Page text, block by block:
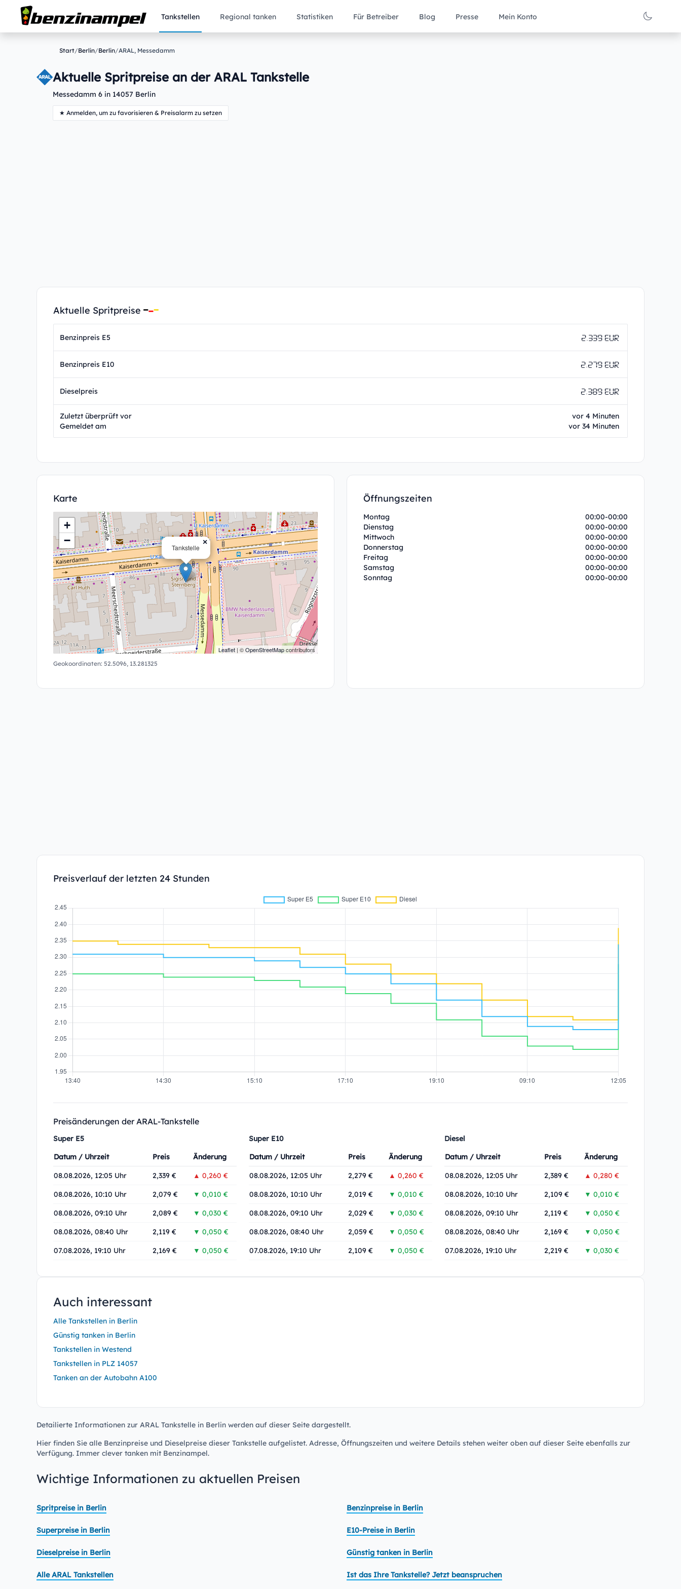
Tankstellen Regional tanken Statistiken Für Betreiber Blog Presse Mein Konto
Start/Berlin/Berlin/ARAL, Messedamm
Aktuelle Spritpreise an der ARAL Tankstelle
Messedamm 6 in 14057 Berlin
★ Anmelden, um zu favorisieren & Preisalarm zu setzen
Aktuelle Spritpreise
Benzinpreis E5 2.339 EUR
Benzinpreis E10 2.279 EUR
Dieselpreis 2.389 EUR
Zuletzt überprüft vor
Gemeldet am
vor 4 Minuten
vor 34 Minuten
Karte
Tankstelle
×
+
−
Leaflet | ©OpenStreetMapcontributors
Geokoordinaten: 52.5096, 13.281325
Öffnungszeiten
Montag
00:00-00:00
Dienstag
00:00-00:00
Mittwoch
00:00-00:00
Donnerstag
00:00-00:00
Freitag
00:00-00:00
Samstag
00:00-00:00
Sonntag
00:00-00:00
Preisverlauf der letzten 24 Stunden
Preisänderungen der ARAL-Tankstelle
Super E5
Datum / Uhrzeit
Preis Änderung
08.08.2026, 12:05 Uhr 2,339 € ▲ 0,260 €
08.08.2026, 10:10 Uhr 2,079 € ▼ 0,010 €
08.08.2026, 09:10 Uhr 2,089 € ▼ 0,030 €
08.08.2026, 08:40 Uhr 2,119 € ▼ 0,050 €
07.08.2026, 19:10 Uhr 2,169 € ▼ 0,050 €
Super E10
Datum / Uhrzeit
Preis Änderung
08.08.2026, 12:05 Uhr 2,279 € ▲ 0,260 €
08.08.2026, 10:10 Uhr 2,019 € ▼ 0,010 €
08.08.2026, 09:10 Uhr 2,029 € ▼ 0,030 €
08.08.2026, 08:40 Uhr 2,059 € ▼ 0,050 €
07.08.2026, 19:10 Uhr 2,109 € ▼ 0,050 €
Diesel
Datum / Uhrzeit
Preis Änderung
08.08.2026, 12:05 Uhr 2,389 € ▲ 0,280 €
08.08.2026, 10:10 Uhr 2,109 € ▼ 0,010 €
08.08.2026, 09:10 Uhr 2,119 € ▼ 0,050 €
08.08.2026, 08:40 Uhr 2,169 € ▼ 0,050 €
07.08.2026, 19:10 Uhr 2,219 € ▼ 0,030 €
Auch interessant
Alle Tankstellen in Berlin
Günstig tanken in Berlin
Tankstellen in Westend
Tankstellen in PLZ 14057
Tanken an der Autobahn A100
Detailierte Informationen zur ARAL Tankstelle in Berlin werden auf dieser Seite dargestellt.
Hier finden Sie alle Benzinpreise und Dieselpreise dieser Tankstelle aufgelistet. Adresse, Öffnungszeiten und weitere Details stehen weiter oben auf dieser Seite ebenfalls zur
Verfügung. Immer clever tanken mit Benzinampel.
Wichtige Informationen zu aktuellen Preisen
Spritpreise in Berlin Benzinpreise in Berlin
Superpreise in Berlin E10-Preise in Berlin
Dieselpreise in Berlin Günstig tanken in Berlin
Alle ARAL Tankstellen Ist das Ihre Tankstelle? Jetzt beanspruchen